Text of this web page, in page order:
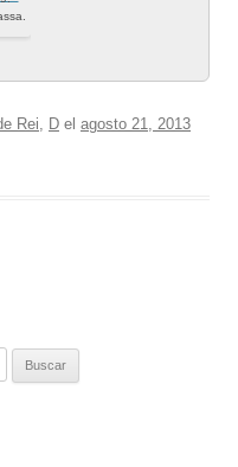
Rei, D el agosto 21, 2013